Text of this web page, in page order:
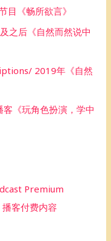
目《畅所欲言》
之后《自然而然说中
2019年《自然
《玩角色扮演，学中
Premium
客付费内容